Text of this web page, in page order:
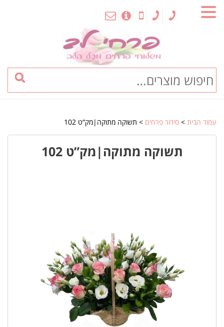
עמוד הבית > סידור פרחים > תשוקה מתוקה|מק”ט 102
תשוקה מתוקה|מק”ט 102